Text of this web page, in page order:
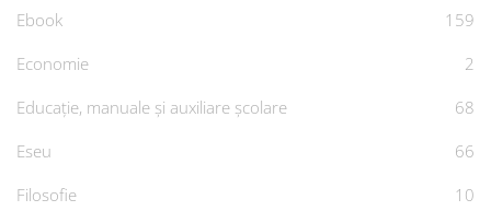
Ebook
159
Economie
2
Educație, manuale și auxiliare școlare
68
Eseu
66
Filosofie
10